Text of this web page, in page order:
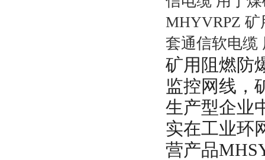
MHYVRPZ
套通信软电缆
矿用阻燃防
监控网线，
生产型企业
实在工业环
营产品